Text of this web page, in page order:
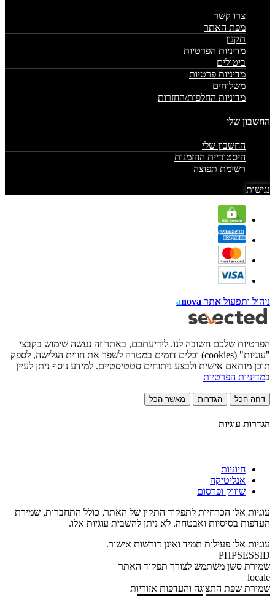
צרו קשר
מפת האתר
תקנון
מדיניות הפרטיות
ביטולים
מדיניות פרטיות
משלוחים
מדיניות החלפות/החזרות
החשבון שלי
החשבון שלי
היסטוריית ההזמנות
רשימת תפוצה
נגישות
ניהול ותפעול אתר anova
הפרטיות שלכם חשובה לנו. לידיעתכם, באתר זה נעשה שימוש בקבצי
"עוגיות" (cookies) וכלים דומים במטרה לשפר את חווית הגלישה, לספק
תוכן מותאם אישית ולבצע ניתוחים סטטיסטיים. למידע נוסף ניתן לעיין
במדיניות הפרטיות
דחה הכל הגדרות מאשר הכל
הגדרות עוגיות
חיוניות
אנליטיקה
שיווק ופרסום
עוגיות אלו הכרחיות לתפקוד התקין של האתר, כולל התחברות, שמירת
העדפות בסיסיות ואבטחה. לא ניתן להשבית עוגיות אלו.
עוגיות אלו פעילות תמיד ואינן דורשות אישור.
PHPSESSID
שמירת סשן משתמש לצורך תפקוד האתר
locale
שמירת שפת התצוגה והעדפות אזוריות